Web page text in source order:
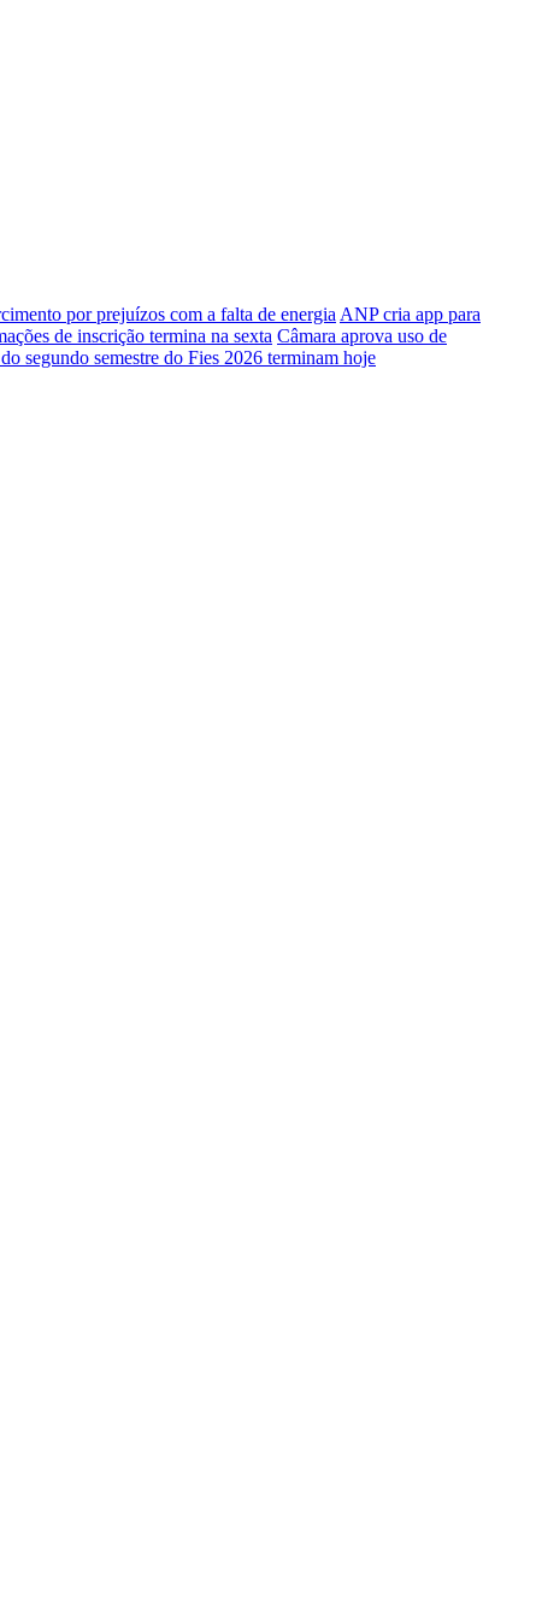
por prejuízos com a falta de energia ANP cria app para
de inscrição termina na sexta Câmara aprova uso de
segundo semestre do Fies 2026 terminam hoje